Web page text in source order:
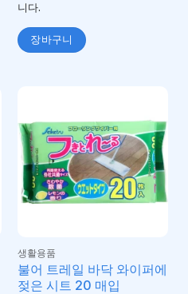
니다.
장바구니
생활용품
불어 트레일 바닥 와이퍼에
젖은 시트 20 매입